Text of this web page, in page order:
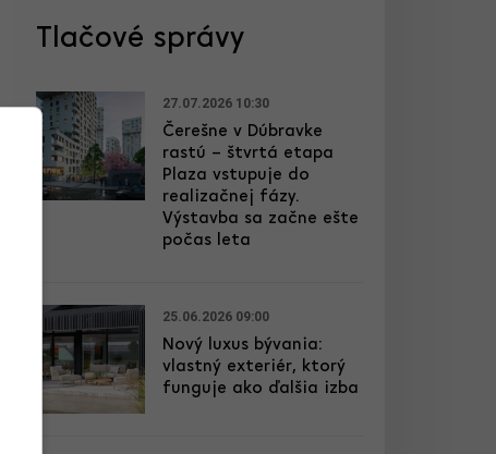
Tlačové správy
27.07.2026 10:30
Čerešne v Dúbravke
rastú – štvrtá etapa
Plaza vstupuje do
realizačnej fázy.
Výstavba sa začne ešte
počas leta
25.06.2026 09:00
Nový luxus bývania:
vlastný exteriér, ktorý
funguje ako ďalšia izba